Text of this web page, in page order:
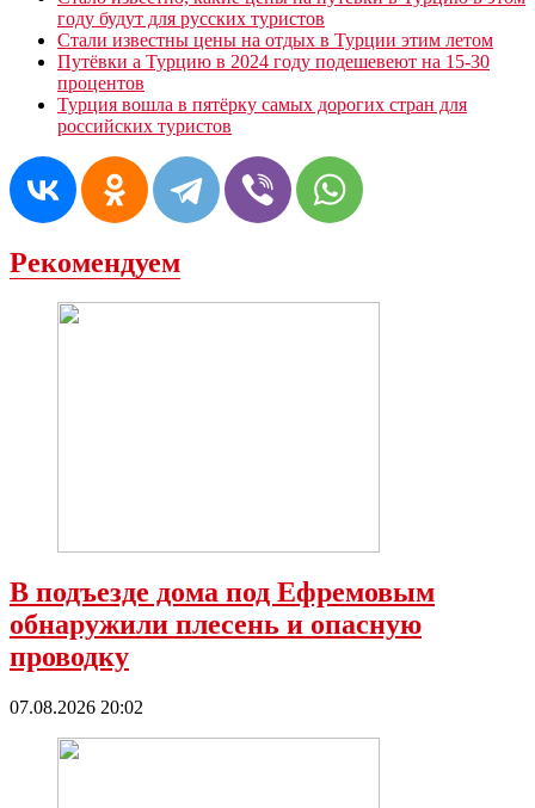
году будут для русских туристов
Стали известны цены на отдых в Турции этим летом
Путёвки а Турцию в 2024 году подешевеют на 15-30
процентов
Турция вошла в пятёрку самых дорогих стран для
российских туристов
Рекомендуем
В подъезде дома под Ефремовым
обнаружили плесень и опасную
проводку
07.08.2026 20:02